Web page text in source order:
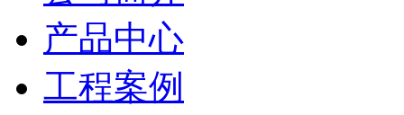
产品中心
工程案例